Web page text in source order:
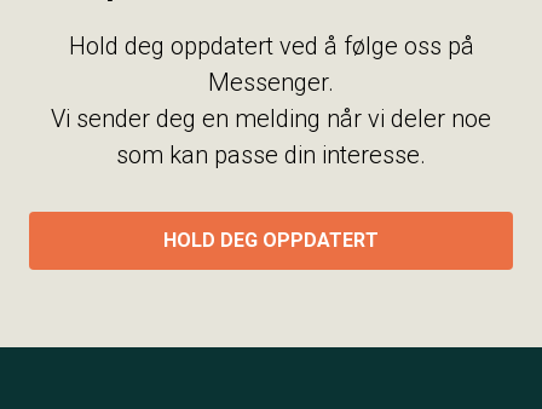
Hold deg oppdatert ved å følge oss på
Messenger.
Vi sender deg en melding når vi deler noe
som kan passe din interesse.
HOLD DEG OPPDATERT